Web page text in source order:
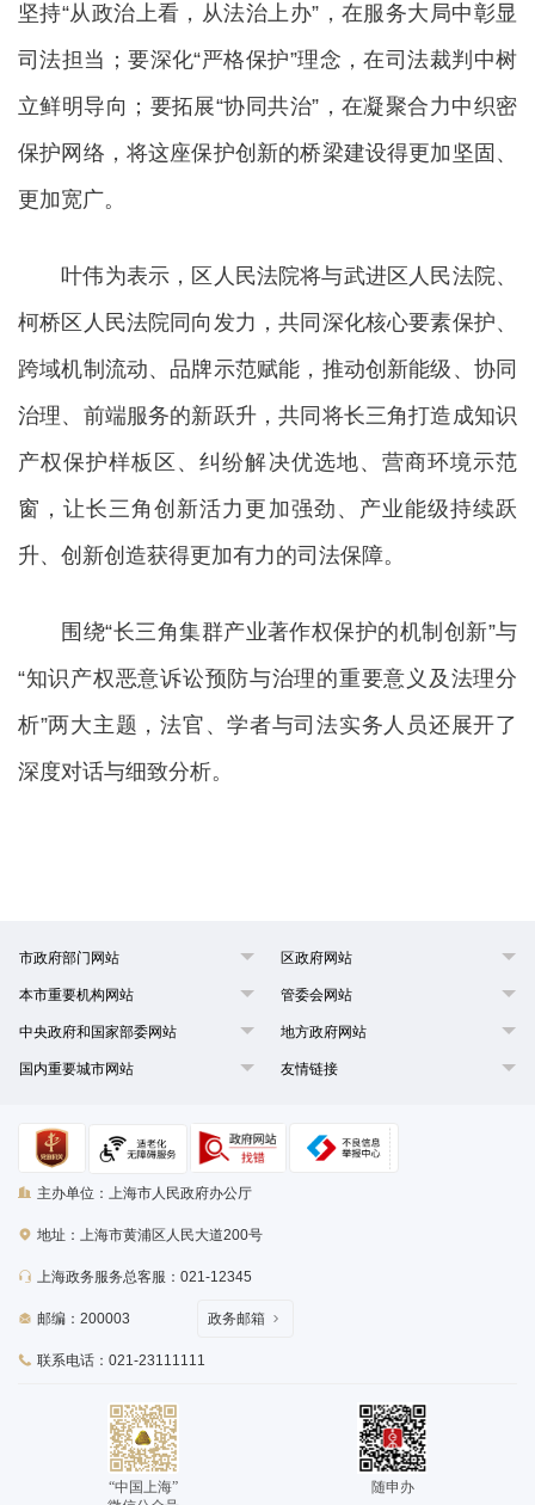
坚持“从政治上看，从法治上办”，在服务大局中彰显
司法担当；要深化“严格保护”理念，在司法裁判中树
立鲜明导向；要拓展“协同共治”，在凝聚合力中织密
保护网络，将这座保护创新的桥梁建设得更加坚固、
更加宽广。
叶伟为表示，区人民法院将与武进区人民法院、
柯桥区人民法院同向发力，共同深化核心要素保护、
跨域机制流动、品牌示范赋能，推动创新能级、协同
治理、前端服务的新跃升，共同将长三角打造成知识
产权保护样板区、纠纷解决优选地、营商环境示范
窗，让长三角创新活力更加强劲、产业能级持续跃
升、创新创造获得更加有力的司法保障。
围绕“长三角集群产业著作权保护的机制创新”与
“知识产权恶意诉讼预防与治理的重要意义及法理分
析”两大主题，法官、学者与司法实务人员还展开了
深度对话与细致分析。
市政府部门网站 区政府网站
本市重要机构网站 管委会网站
中央政府和国家部委网站 地方政府网站
国内重要城市网站 友情链接
主办单位：上海市人民政府办公厅
地址：上海市黄浦区人民大道200号
上海政务服务总客服：021-12345
邮编：200003
联系电话：021-23111111
政务邮箱
“中国上海”
随申办